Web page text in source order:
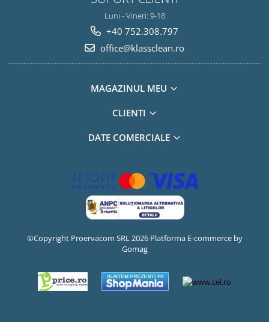
Luni - Vineri: 9-18
+40 752.308.797
office@klassclean.ro
MAGAZINUL MEU
CLIENTI
DATE COMERCIALE
©Copyright Proervacom SRL 2026 Platforma E-commerce by
Gomag